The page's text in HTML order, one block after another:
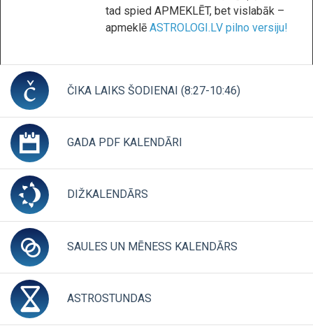
tad spied APMEKLĒT, bet vislabāk –
apmeklē ASTROLOGI.LV pilno versiju!
ČIKA LAIKS ŠODIENAI (8:27-10:46)
GADA PDF KALENDĀRI
DIŽKALENDĀRS
SAULES UN MĒNESS KALENDĀRS
ASTROSTUNDAS